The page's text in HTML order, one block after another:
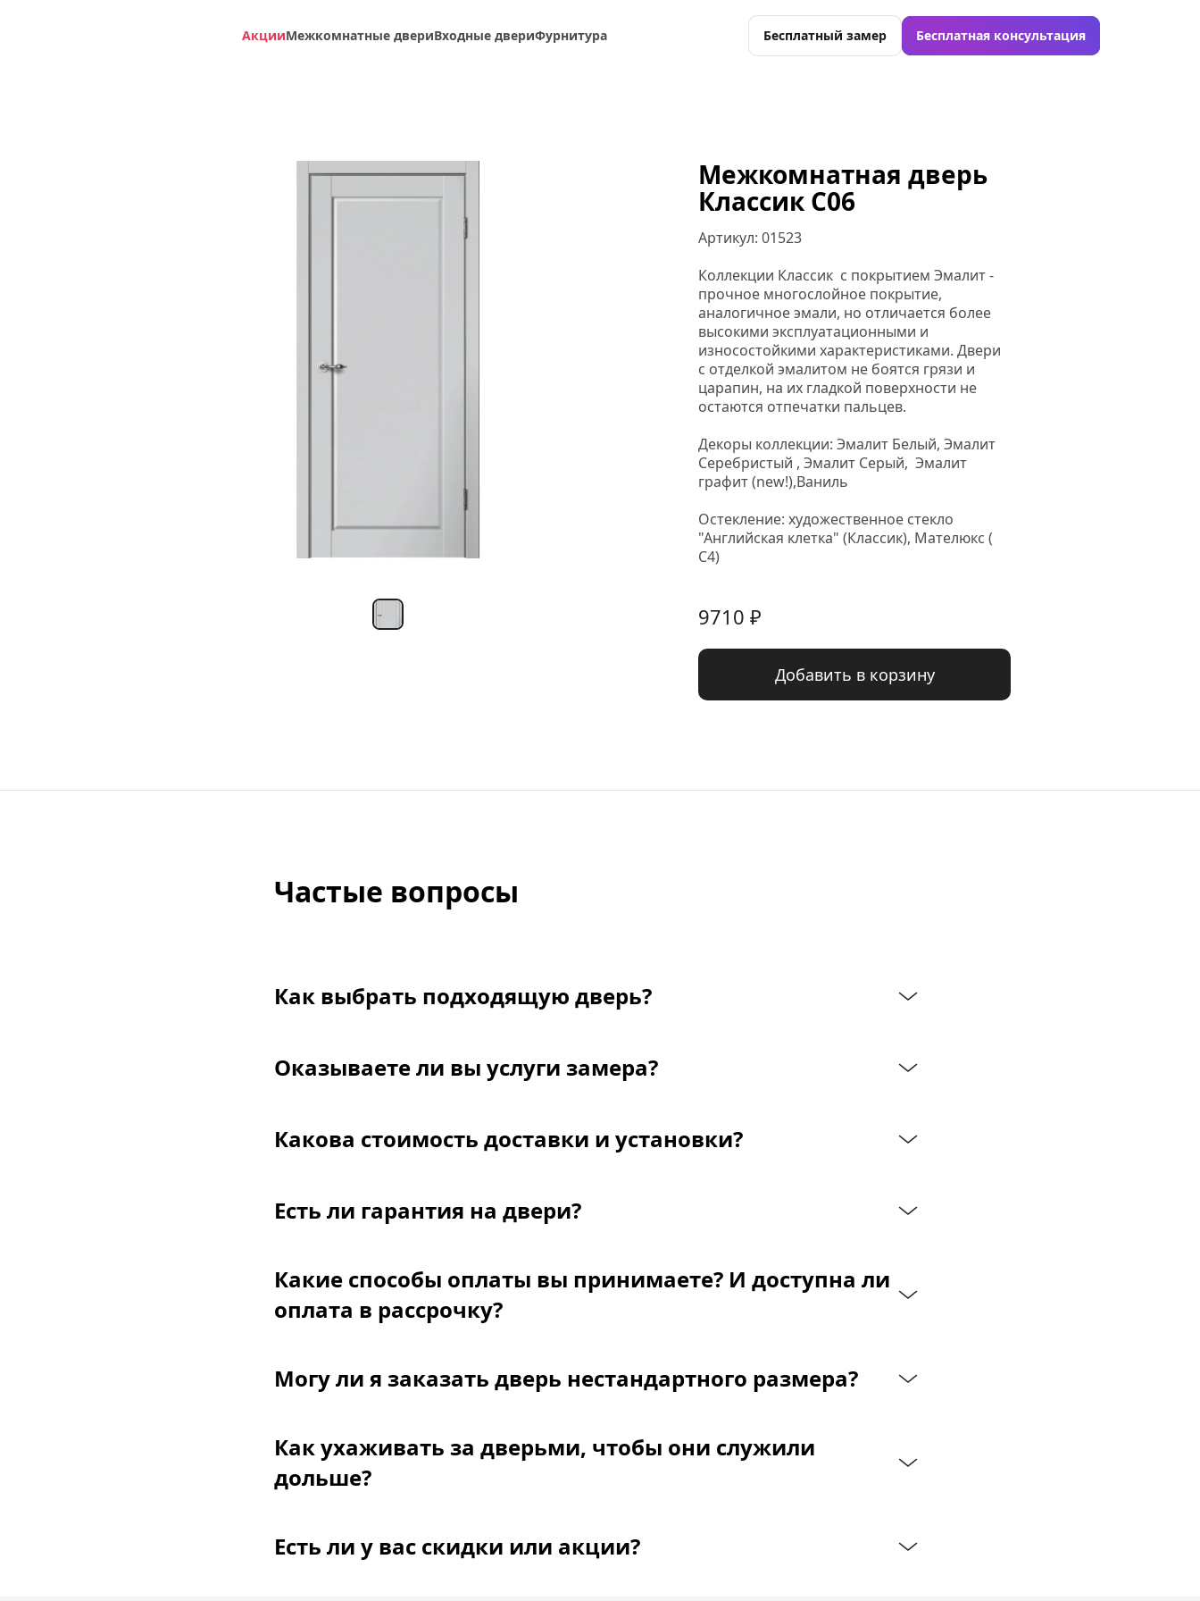
АкцииМежкомнатные двериВходные двериФурнитура Бесплатный замер Бесплатная консультация
Межкомнатная дверь
Классик C06
Артикул: 01523
Коллекции Классик  с покрытием Эмалит -
прочное многослойное покрытие,
аналогичное эмали, но отличается более
высокими эксплуатационными и
износостойкими характеристиками. Двери
с отделкой эмалитом не боятся грязи и
царапин, на их гладкой поверхности не
остаются отпечатки пальцев.
Декоры коллекции: Эмалит Белый, Эмалит
Серебристый , Эмалит Серый,  Эмалит
графит (new!),Ваниль
Остекление: художественное стекло
"Английская клетка" (Классик), Мателюкс (
С4)
9710 ₽
Добавить в корзину
Частые вопросы
Как выбрать подходящую дверь?
Оказываете ли вы услуги замера?
Какова стоимость доставки и установки?
Есть ли гарантия на двери?
Какие способы оплаты вы принимаете? И доступна ли
оплата в рассрочку?
Могу ли я заказать дверь нестандартного размера?
Как ухаживать за дверьми, чтобы они служили
дольше?
Есть ли у вас скидки или акции?